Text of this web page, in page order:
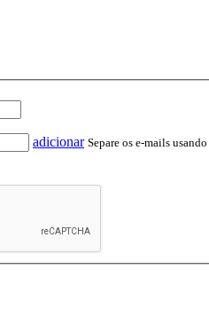
adicionar Separe os e-mails